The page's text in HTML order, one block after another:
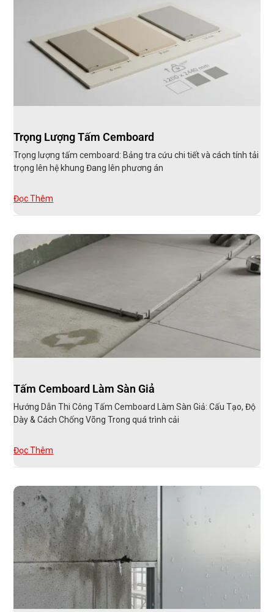
Trọng Lượng Tấm Cemboard
Trọng lượng tấm cemboard: Bảng tra cứu chi tiết và cách tính tải
trọng lên hệ khung Đang lên phương án
Đọc Thêm
Tấm Cemboard Làm Sàn Giả
Hướng Dẫn Thi Công Tấm Cemboard Làm Sàn Giả: Cấu Tạo, Độ
Dày & Cách Chống Võng Trong quá trình cải
Đọc Thêm